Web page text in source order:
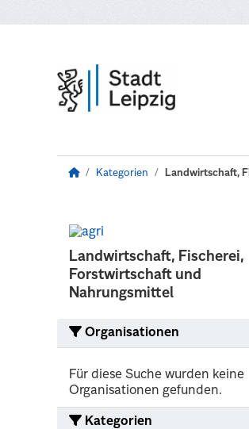
Kategorien Landwirtschaft,
Landwirtschaft, Fischerei,
Forstwirtschaft und
Nahrungsmittel
Organisationen
Für diese Suche wurden keine
Organisationen gefunden.
Kategorien